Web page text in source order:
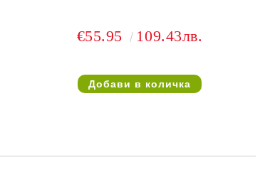
€55.95 109.43лв.